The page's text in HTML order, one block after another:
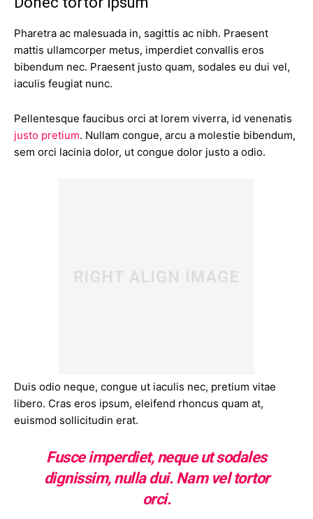
Pharetra ac malesuada in, sagittis ac nibh. Praesent
mattis ullamcorper metus, imperdiet convallis eros
bibendum nec. Praesent justo quam, sodales eu dui vel,
iaculis feugiat nunc.
Pellentesque faucibus orci at lorem viverra, id venenatis
justo pretium. Nullam congue, arcu a molestie bibendum,
sem orci lacinia dolor, ut congue dolor justo a odio.
Duis odio neque, congue ut iaculis nec, pretium vitae
libero. Cras eros ipsum, eleifend rhoncus quam at,
euismod sollicitudin erat.
Fusce imperdiet, neque ut sodales
dignissim, nulla dui. Nam vel tortor
orci.